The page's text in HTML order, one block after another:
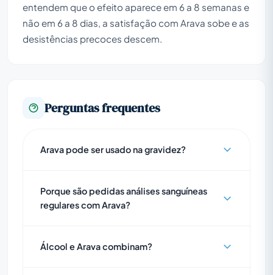
entendem que o efeito aparece em 6 a 8 semanas e
não em 6 a 8 dias, a satisfação com Arava sobe e as
desistências precoces descem.
Perguntas frequentes
Arava pode ser usado na gravidez?
Porque são pedidas análises sanguíneas
regulares com Arava?
Álcool e Arava combinam?